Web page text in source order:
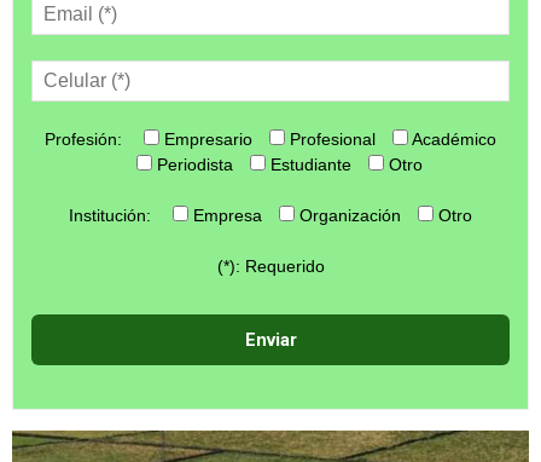
Profesión: Empresario Profesional
Académico
Periodista
Estudiante Otro
Institución: Empresa Organización Otro
(*): Requerido